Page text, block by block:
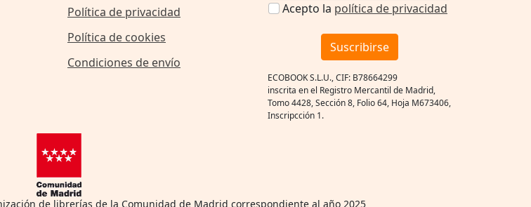
Política de privacidad
Política de cookies
Condiciones de envío
Acepto la política de privacidad
Suscribirse
ECOBOOK S.L.U., CIF: B78664299
inscrita en el Registro Mercantil de Madrid,
Tomo 4428, Sección 8, Folio 64, Hoja M673406,
Inscripcción 1.
de librerías de la Comunidad de Madrid correspondiente al año 2025